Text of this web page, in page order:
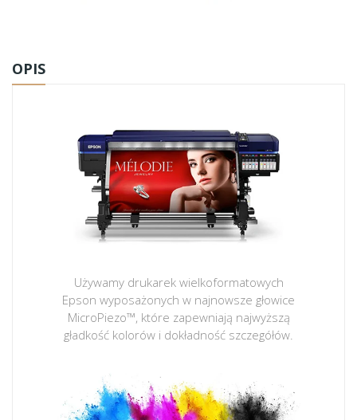
OPIS
Używamy drukarek wielkoformatowych
Epson wyposażonych w najnowsze głowice
MicroPiezo™, które zapewniają najwyższą
gładkość kolorów i dokładność szczegółów.